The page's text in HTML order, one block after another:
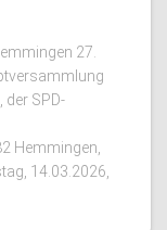
27.
der SPD-
Hemmingen,
14.03.2026,